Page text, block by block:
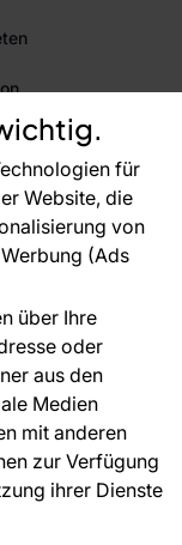
für
Website, die
von
(Ads
über Ihre
oder
aus den
Medien
mit anderen
zur Verfügung
ihrer Dienste
Folien
UNTERNEHMEN
weiter